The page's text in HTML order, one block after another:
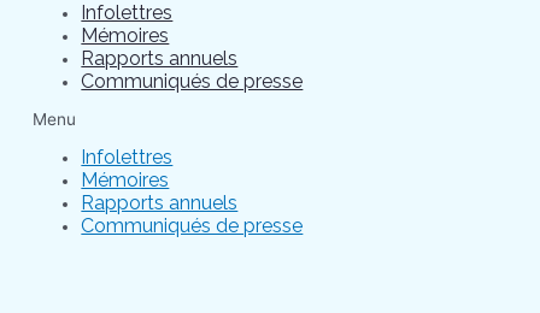
Infolettres
Mémoires
Rapports annuels
Communiqués de presse
Menu
Infolettres
Mémoires
Rapports annuels
Communiqués de presse